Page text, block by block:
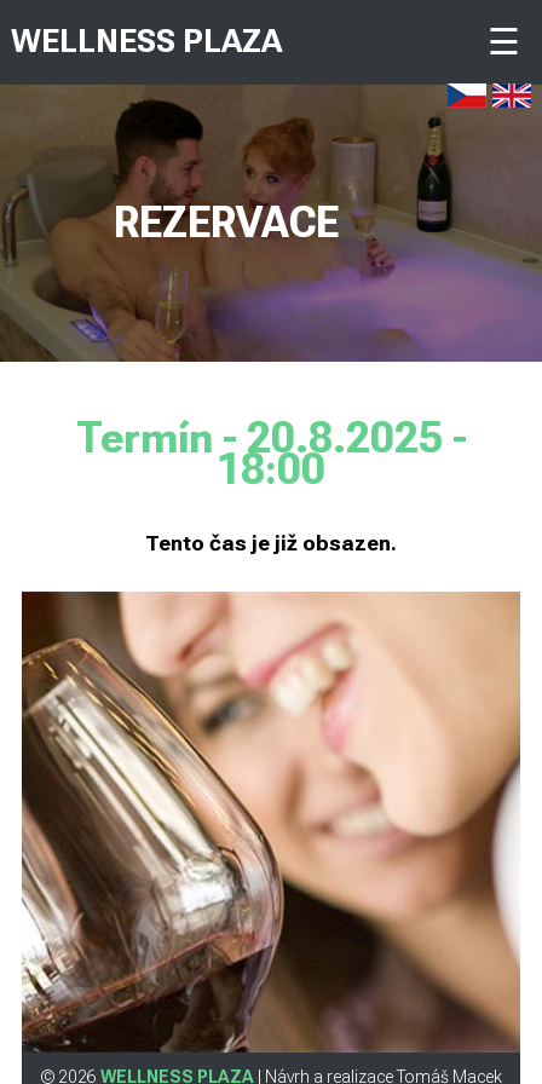
WELLNESS PLAZA ☰
REZERVACE
Termín - 20.8.2025 -
18:00
Tento čas je již obsazen.
© 2026 WELLNESS PLAZA| Návrh a realizace Tomáš Macek